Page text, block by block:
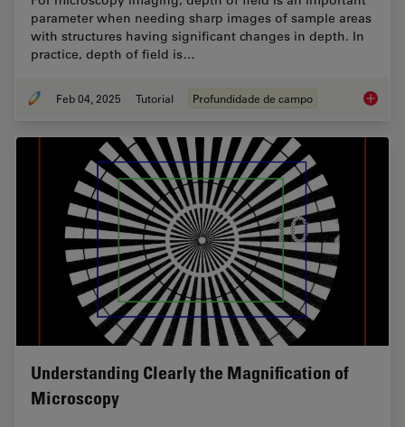
parameter when needing sharp images of sample areas
with structures having significant changes in depth. In
practice, depth of field is…
Feb 04, 2025 Tutorial Profundidade de campo Depth
Understanding Clearly the Magnification of
Microscopy